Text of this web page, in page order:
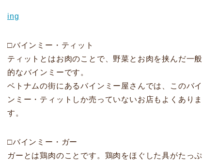
ing
□バインミー・ティット
ティットとはお肉のことで、野菜とお肉を挟んだ一般
的なバインミーです。
ベトナムの街にあるバインミー屋さんでは、このバイ
ンミー・ティットしか売っていないお店もよくありま
す。
□バインミー・ガー
ガーとは鶏肉のことです。鶏肉をほぐした具がたっぷ